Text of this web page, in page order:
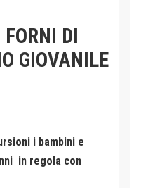
DI
GIOVANILE
i bambini e
in regola con